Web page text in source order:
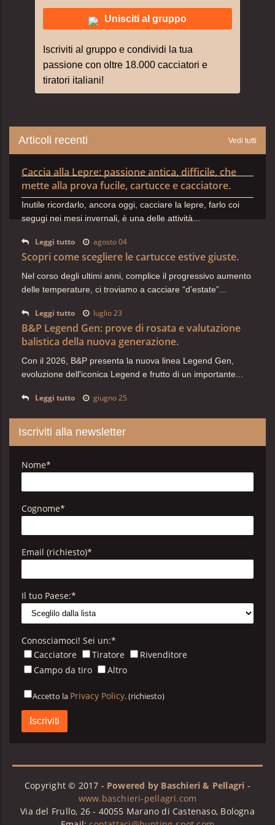
Unisciti al gruppo
Iscriviti al gruppo e condividi la tua
passione con oltre 18.000 cacciatori e
tiratori italiani!
Articoli recenti Vedi tutti
Caccia alla Lepre: passione antica, difficile, che
mette alla prova fucile, cartucce e cacciatore.
Inutile ricordarlo, ancora oggi, cacciare la lepre, farlo coi
segugi nei mesi invernali, è una delle attività...
Leggi tutto agosto 04
Scopri come scegliere le cartucce estive giuste.
Nel corso degli ultimi anni, complice il progressivo aumento
delle temperature, ci troviamo a cacciare “d’estate”...
Leggi tutto luglio 23
B&P Legend Gen: prove di rosata e valutazione
balistica della nuova generazione.
Con il 2026, B&P presenta la nuova linea Legend Gen,
evoluzione dell'iconica Legend e frutto di un importante...
Leggi tutto giugno 25
Iscriviti alla newsletter
Nome*
Cognome*
Email (richiesto)*
Il tuo Paese:*
Conosciamoci! Sei un:*
Cacciatore
Tiratore
Rivenditore
Campo da tiro
Altro
Accetto la Privacy Policy. (richiesto)
Privacy
Policy
B&P*
Copyright © 2017 - Powered by Baschieri & Pellagri -
www.baschieri-pellagri.com
Via del Frullo, 26 - 40055 Marano di Castenaso, Bologna